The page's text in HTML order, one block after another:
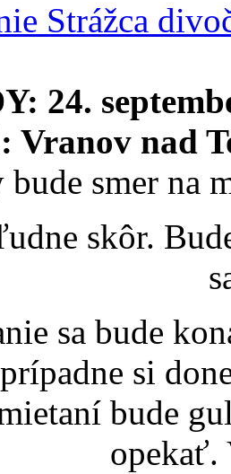
Strážca
24.
Vranov nad
bude smer na
skôr.
sa bude
si
bude
opekať.